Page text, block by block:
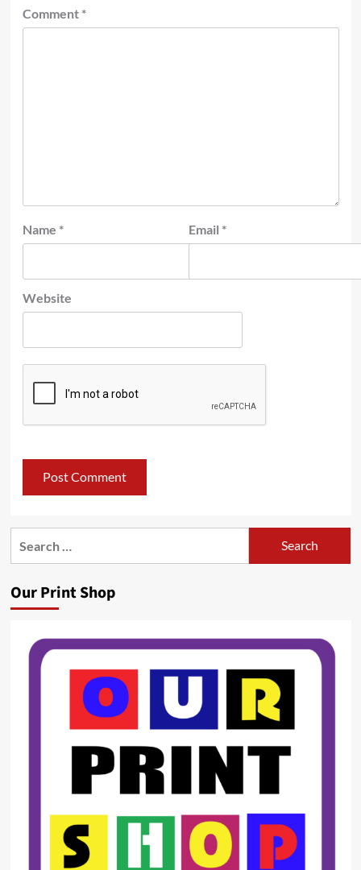
Comment *
Name * Email *
Website
Our Print Shop